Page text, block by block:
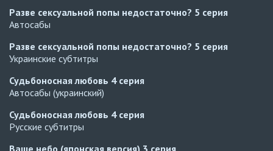
Разве сексуальной попы недостаточно? 5 серия
Автосабы
Разве сексуальной попы недостаточно? 5 серия
Украинские субтитры
Судьбоносная любовь 4 серия
Автосабы (украинский)
Судьбоносная любовь 4 серия
Русские субтитры